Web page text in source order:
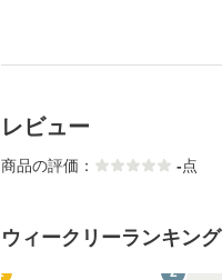
レビュー
商品の評価： -点
ウィークリーランキング
1 2